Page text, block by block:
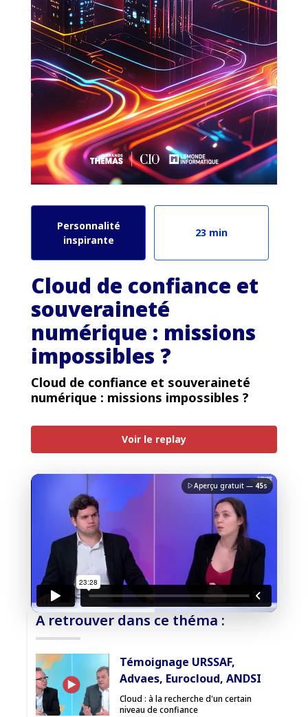
Personnalité
inspirante
23 min
Cloud de confiance et
souveraineté
numérique : missions
impossibles ?
Cloud de confiance et souveraineté
numérique : missions impossibles ?
Voir le replay
Aperçu gratuit — 45s
PREMIUM
J'accepte la charte de confidentialité
du Monde
Informatique
Débloquer la vidéo
Pas encore abonné ? Découvrir nos offres
→
A retrouver dans ce théma :
Témoignage URSSAF,
Advaes, Eurocloud, ANDSI
Cloud : à la recherche d'un certain
niveau de confiance